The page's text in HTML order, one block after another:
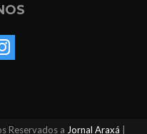
Reservados a Jornal Araxá